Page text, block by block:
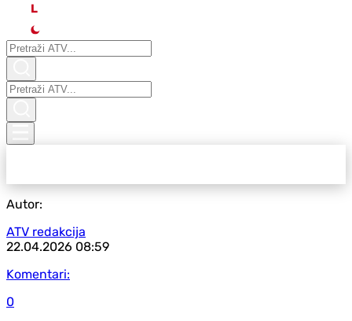
L
Autor:
ATV redakcija
22.04.2026 08:59
Komentari:
0